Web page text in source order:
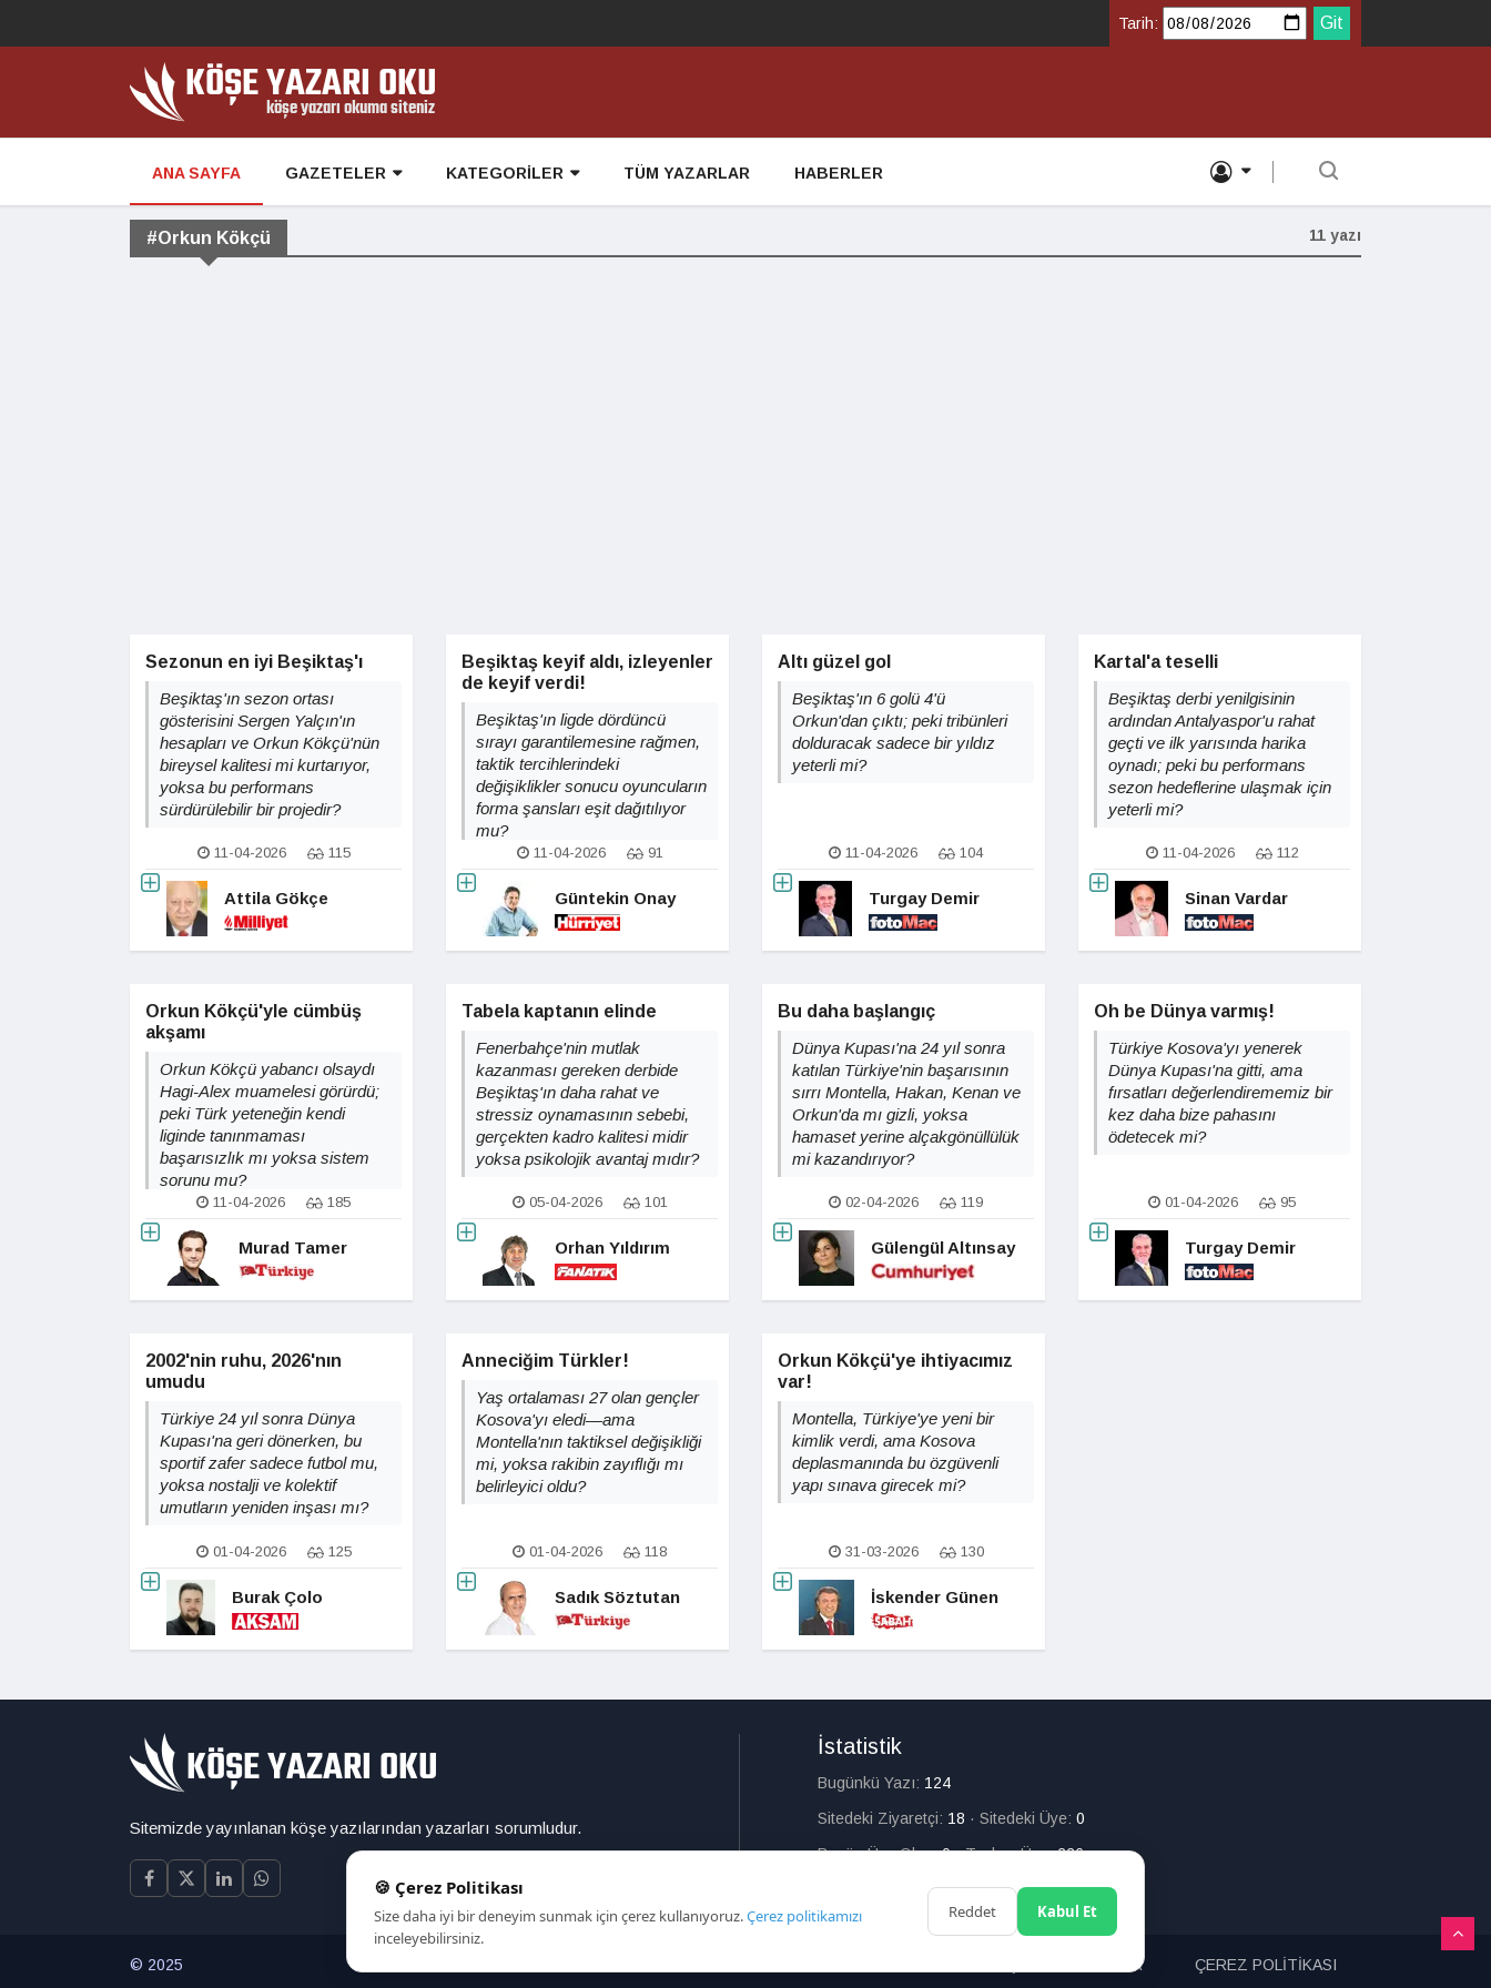
Tarih:
ANA SAYFA GAZETELER KATEGORİLER TÜM YAZARLAR HABERLER
#Orkun Kökçü 11 yazı
Sezonun en iyi Beşiktaş'ı
Beşiktaş'ın sezon ortası
gösterisini Sergen Yalçın'ın
hesapları ve Orkun Kökçü'nün
bireysel kalitesi mi kurtarıyor,
yoksa bu performans
sürdürülebilir bir projedir?
11-04-2026 115
Attila Gökçe
Beşiktaş keyif aldı, izleyenler
de keyif verdi!
Beşiktaş'ın ligde dördüncü
sırayı garantilemesine rağmen,
taktik tercihlerindeki
değişiklikler sonucu oyuncuların
forma şansları eşit dağıtılıyor
mu?
11-04-2026 91
Güntekin Onay
Altı güzel gol
Beşiktaş'ın 6 golü 4'ü
Orkun'dan çıktı; peki tribünleri
dolduracak sadece bir yıldız
yeterli mi?
11-04-2026 104
Turgay Demir
Kartal'a teselli
Beşiktaş derbi yenilgisinin
ardından Antalyaspor'u rahat
geçti ve ilk yarısında harika
oynadı; peki bu performans
sezon hedeflerine ulaşmak için
yeterli mi?
11-04-2026 112
Sinan Vardar
Orkun Kökçü'yle cümbüş
akşamı
Orkun Kökçü yabancı olsaydı
Hagi-Alex muamelesi görürdü;
peki Türk yeteneğin kendi
liginde tanınmaması
başarısızlık mı yoksa sistem
sorunu mu?
11-04-2026 185
Murad Tamer
Tabela kaptanın elinde
Fenerbahçe'nin mutlak
kazanması gereken derbide
Beşiktaş'ın daha rahat ve
stressiz oynamasının sebebi,
gerçekten kadro kalitesi midir
yoksa psikolojik avantaj mıdır?
05-04-2026 101
Orhan Yıldırım
Bu daha başlangıç
Dünya Kupası'na 24 yıl sonra
katılan Türkiye'nin başarısının
sırrı Montella, Hakan, Kenan ve
Orkun'da mı gizli, yoksa
hamaset yerine alçakgönüllülük
mi kazandırıyor?
02-04-2026 119
Gülengül Altınsay
Oh be Dünya varmış!
Türkiye Kosova'yı yenerek
Dünya Kupası'na gitti, ama
fırsatları değerlendirememiz bir
kez daha bize pahasını
ödetecek mi?
01-04-2026 95
Turgay Demir
2002'nin ruhu, 2026'nın
umudu
Türkiye 24 yıl sonra Dünya
Kupası'na geri dönerken, bu
sportif zafer sadece futbol mu,
yoksa nostalji ve kolektif
umutların yeniden inşası mı?
01-04-2026 125
Burak Çolo
Anneciğim Türkler!
Yaş ortalaması 27 olan gençler
Kosova'yı eledi—ama
Montella'nın taktiksel değişikliği
mi, yoksa rakibin zayıflığı mı
belirleyici oldu?
01-04-2026 118
Sadık Söztutan
Orkun Kökçü'ye ihtiyacımız
var!
Montella, Türkiye'ye yeni bir
kimlik verdi, ama Kosova
deplasmanında bu özgüvenli
yapı sınava girecek mi?
31-03-2026 130
İskender Günen
Sitemizde yayınlanan köşe yazılarından yazarları sorumludur.
İstatistik
Bugünkü Yazı: 124
Sitedeki Ziyaretçi: 18 · Sitedeki Üye: 0
Bugün Üye Olan:0·Toplam Üye:226
© 2025 ARAMA ÇEREZ POLİTİKASI
🍪 Çerez Politikası
Size daha iyi bir deneyim sunmak için çerez kullanıyoruz.Çerez politikamızı
inceleyebilirsiniz.
Reddet Kabul Et